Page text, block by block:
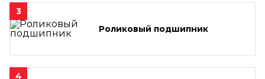
3
Роликовый подшипник
4